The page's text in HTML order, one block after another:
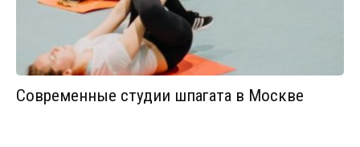
Современные студии шпагата в Москве